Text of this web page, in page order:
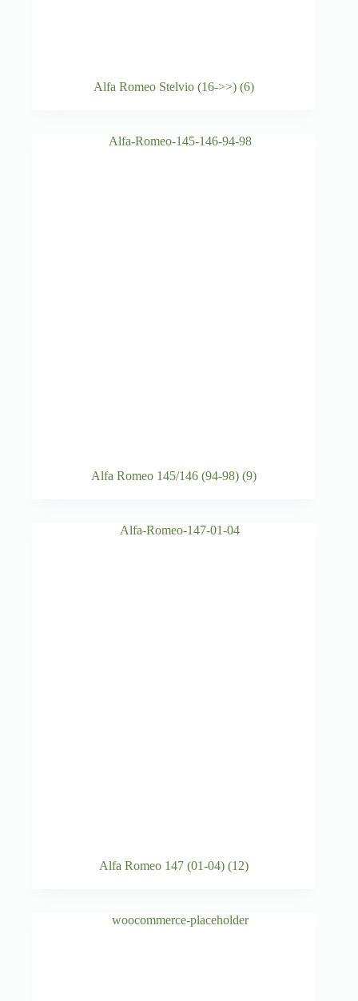
Alfa Romeo Stelvio (16->>) (6)
Alfa Romeo 145/146 (94-98) (9)
Alfa Romeo 147 (01-04) (12)